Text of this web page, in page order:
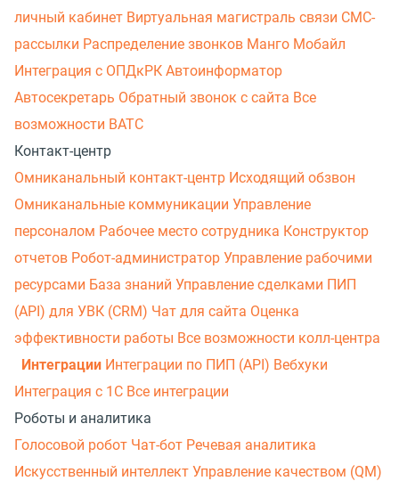
личный кабинет Виртуальная магистраль связи СМС-
рассылки Распределение звонков Манго Мобайл
Интеграция с ОПДкРК Автоинформатор
Автосекретарь Обратный звонок с сайта Все
возможности ВАТС
Контакт-центр
Омниканальный контакт-центр Исходящий обзвон
Омниканальные коммуникации Управление
персоналом Рабочее место сотрудника Конструктор
отчетов Робот-администратор Управление рабочими
ресурсами База знаний Управление сделками ПИП
(API) для УВК (CRM) Чат для сайта Оценка
эффективности работы Все возможности колл-центра
Интеграции Интеграции по ПИП (API) Вебхуки
Интеграция с 1С Все интеграции
Роботы и аналитика
Голосовой робот Чат-бот Речевая аналитика
Искусственный интеллект Управление качеством (QM)